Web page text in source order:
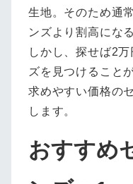
生地。そのため通
ンズより割高にな
しかし、探せば2
ズを見つけること
求めやすい価格の
します。
おすすめ